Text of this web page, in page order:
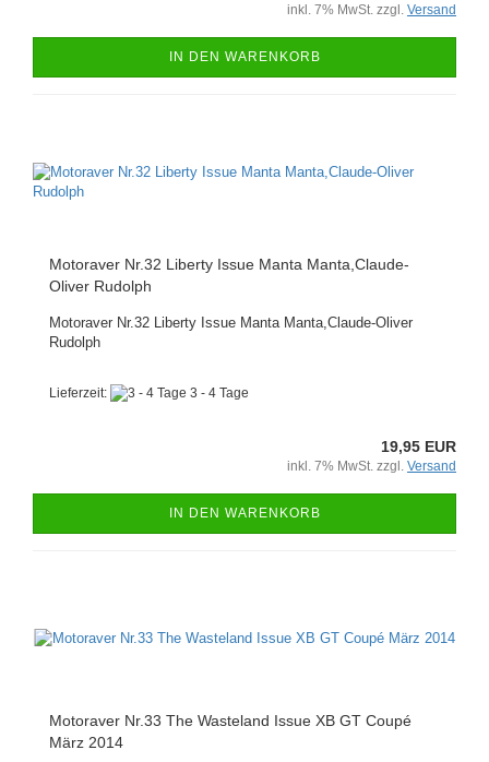
inkl. 7% MwSt. zzgl. Versand
IN DEN WARENKORB
Motoraver Nr.32 Liberty Issue Manta Manta,Claude-
Oliver Rudolph
Motoraver Nr.32 Liberty Issue Manta Manta,Claude-Oliver
Rudolph
Lieferzeit: 3 - 4 Tage
19,95 EUR
inkl. 7% MwSt. zzgl. Versand
IN DEN WARENKORB
Motoraver Nr.33 The Wasteland Issue XB GT Coupé
März 2014